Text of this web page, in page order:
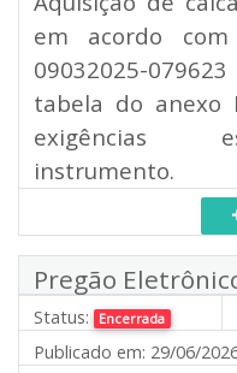
em acordo
09032025-
tabela do anexo
exigências
instrumento.
Pregão
Status: Encerrada
Publicado em: 29/06/